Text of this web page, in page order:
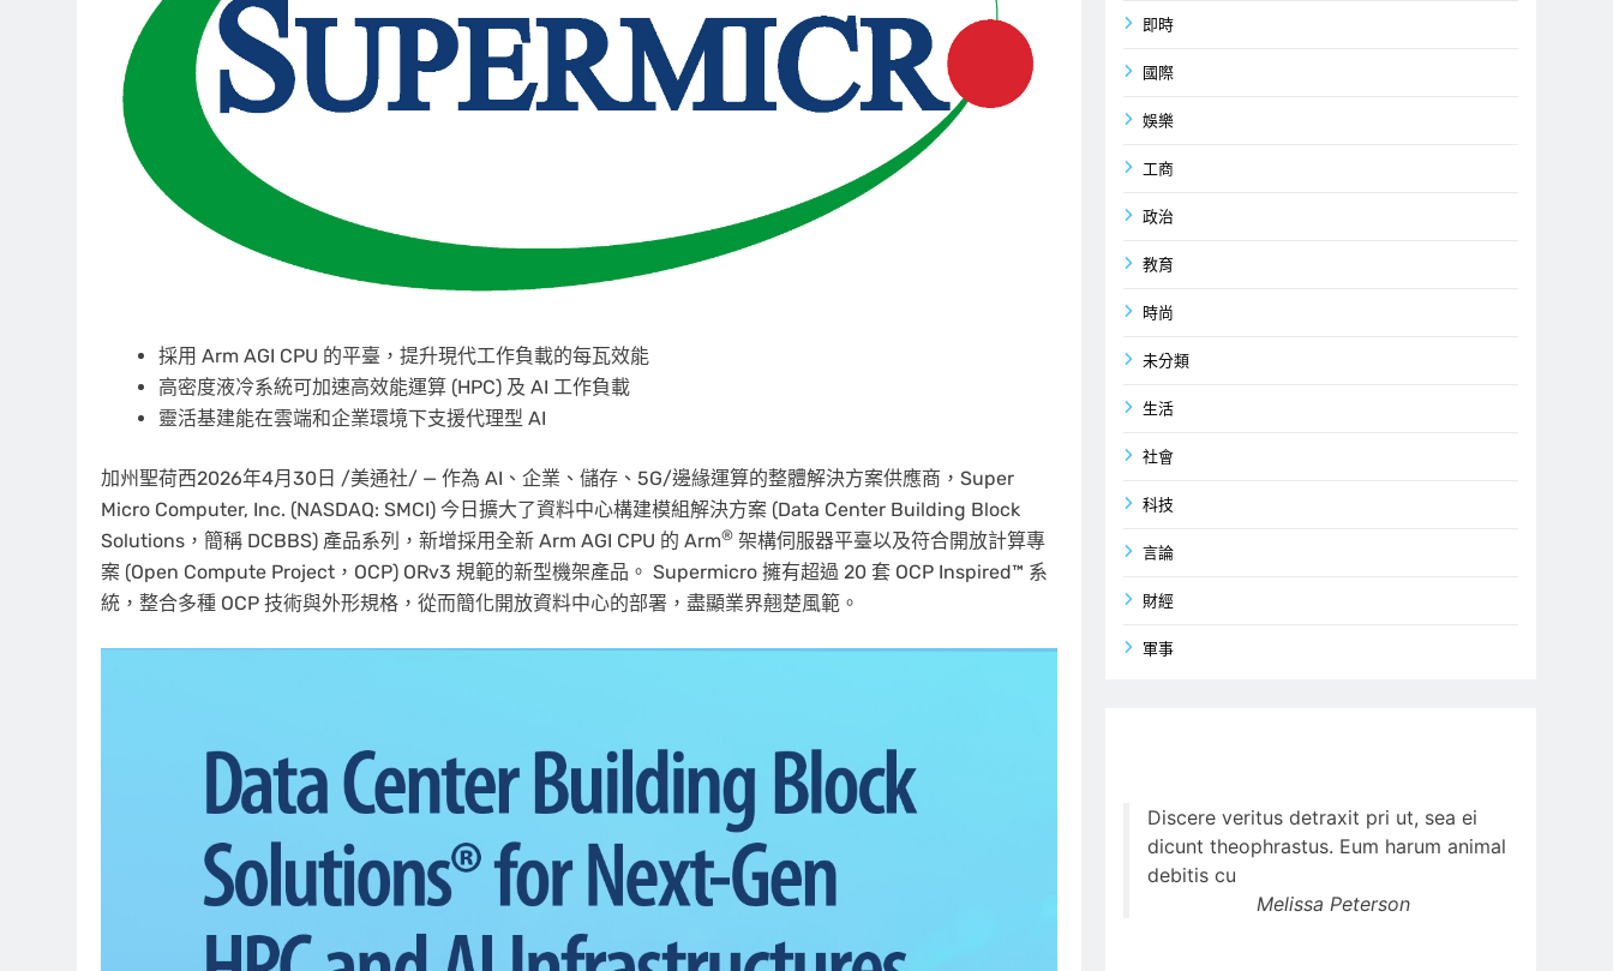
採用 Arm AGI CPU 的平臺，提升現代工作負載的每瓦效能
高密度液冷系統可加速高效能運算 (HPC) 及 AI 工作負載
靈活基建能在雲端和企業環境下支援代理型 AI
加州聖荷西2026年4月30日 /美通社/ — 作為 AI、企業、儲存、5G/邊緣運算的整體解決方案供應商，Super
Micro Computer, Inc. (NASDAQ: SMCI) 今日擴大了資料中心構建模組解決方案 (Data Center Building Block
Solutions，簡稱 DCBBS) 產品系列，新增採用全新 Arm AGI CPU 的 Arm® 架構伺服器平臺以及符合開放計算專
案 (Open Compute Project，OCP) ORv3 規範的新型機架產品。 Supermicro 擁有超過 20 套 OCP Inspired™ 系
統，整合多種 OCP 技術與外形規格，從而簡化開放資料中心的部署，盡顯業界翹楚風範。
即時
國際
娛樂
工商
政治
教育
時尚
未分類
生活
社會
科技
言論
財經
軍事
Discere veritus detraxit pri ut, sea ei
dicunt theophrastus. Eum harum animal
debitis cu
Melissa Peterson